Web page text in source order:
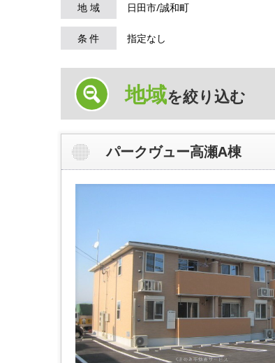
地 域 日田市/誠和町
条 件 指定なし
地域を絞り込む
パークヴュー高瀬A棟